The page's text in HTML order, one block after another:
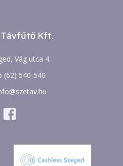
Távfűtő Kft.
Vág utca 4.
(62) 540-540